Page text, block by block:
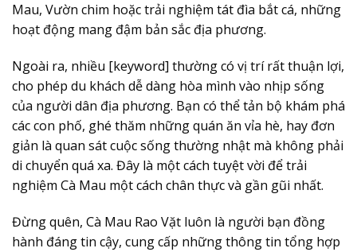
Mau, Vườn chim hoặc trải nghiệm tát đìa bắt cá, những
hoạt động mang đậm bản sắc địa phương.
Ngoài ra, nhiều [keyword] thường có vị trí rất thuận lợi,
cho phép du khách dễ dàng hòa mình vào nhịp sống
của người dân địa phương. Bạn có thể tản bộ khám phá
các con phố, ghé thăm những quán ăn vỉa hè, hay đơn
giản là quan sát cuộc sống thường nhật mà không phải
di chuyển quá xa. Đây là một cách tuyệt vời để trải
nghiệm Cà Mau một cách chân thực và gần gũi nhất.
Đừng quên, Cà Mau Rao Vặt luôn là người bạn đồng
hành đáng tin cậy, cung cấp những thông tin tổng hợp